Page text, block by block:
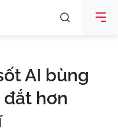
AI bùng
hơn